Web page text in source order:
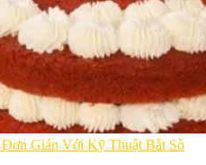
Giản Với Kỹ Thuật Bắt Sò